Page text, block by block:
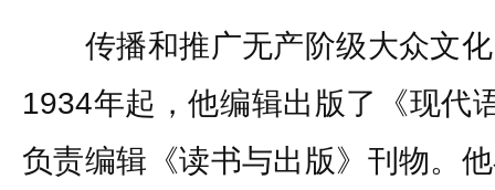
传播和推广无产阶级大众文化
1934年起，他编辑出版了《现代
负责编辑《读书与出版》刊物。他